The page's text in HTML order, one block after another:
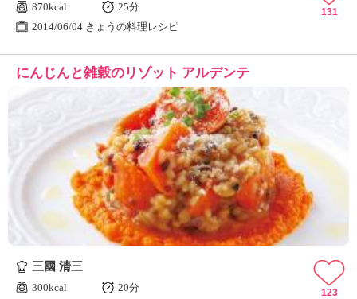
870kcal
25分
2014/06/04 きょうの料理レシピ
131
にんじんと雑穀のリゾット アルデンテ
三國 清三
300kcal
20分
123